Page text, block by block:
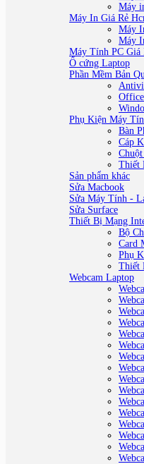
Máy
Máy In Giá Rẻ
Máy
Máy
Máy Tính PC Giá
Ổ cứng Laptop
Phần Mềm Bản
Phụ Kiện Máy
Bàn
Cáp
Thiết
Sản phẩm khác
Sửa Macbook
Sửa Máy Tính -
Sửa Surface
Thiết Bị Mạng
Bộ
Card
Phụ
Thiết
Webcam Laptop